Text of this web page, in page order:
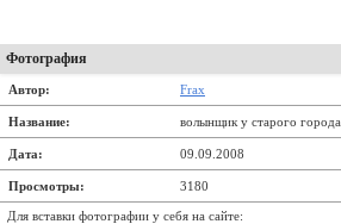
Фотография
Автор: Frax
Название: волынщик у старого города
Дата: 09.09.2008
Просмотры: 3180
Для вставки фотографии у себя на сайте: